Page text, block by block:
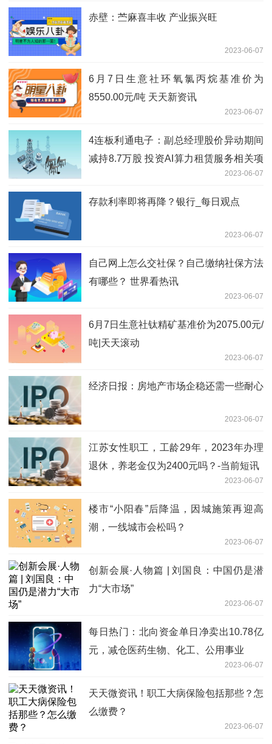
赤壁：苎麻喜丰收 产业振兴旺
2023-06-07
6月7日生意社环氧氯丙烷基准价为
8550.00元/吨 天天新资讯
2023-06-07
4连板利通电子：副总经理股价异动期间
减持8.7万股 投资AI算力租赁服务相关项
2023-06-07
存款利率即将再降？银行_每日观点
2023-06-07
自己网上怎么交社保？自己缴纳社保方法
有哪些？ 世界看热讯
2023-06-07
6月7日生意社钛精矿基准价为2075.00元/
吨|天天滚动
2023-06-07
经济日报：房地产市场企稳还需一些耐心
2023-06-07
江苏女性职工，工龄29年，2023年办理
退休，养老金仅为2400元吗？-当前短讯
2023-06-07
楼市“小阳春”后降温，因城施策再迎高
潮，一线城市会松吗？
2023-06-07
创新会展·人物篇 | 刘国良：中国仍是潜
力“大市场”
2023-06-07
每日热门：北向资金单日净卖出10.78亿
元，减仓医药生物、化工、公用事业
2023-06-07
天天微资讯！职工大病保险包括那些？怎
么缴费？
2023-06-07